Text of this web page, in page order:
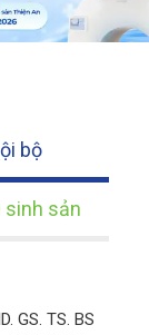
bộ
sinh sản
GS. TS. BS